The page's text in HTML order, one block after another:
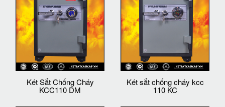
Két Sắt Chống Cháy
KCC110 DM
Két sắt chống cháy kcc
110 KC